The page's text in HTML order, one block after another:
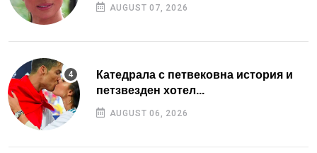
AUGUST 07, 2026
Катедрала с петвековна история и
петзвезден хотел...
AUGUST 06, 2026